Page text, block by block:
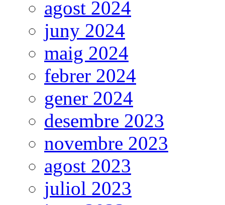
agost 2024
juny 2024
maig 2024
febrer 2024
gener 2024
desembre 2023
novembre 2023
agost 2023
juliol 2023